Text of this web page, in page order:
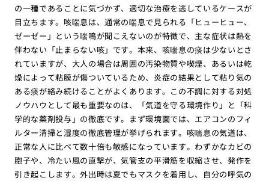
の一種であることに気づかず、適切な治療を逃しているケースが
目立ちます。咳喘息は、通常の喘息で見られる「ヒューヒュー、
ゼーゼー」という喘鳴が聞こえないのが特徴で、主な症状は熱を
伴わない「止まらない咳」です。本来、咳喘息の痰は少ないとさ
れていますが、大人の場合は周囲の汚染物質や喫煙、あるいは乾
燥によって粘膜が傷ついているため、炎症の結果として粘り気の
ある痰が絡み続けることがよくあります。この不調に対する対処
ノウハウとして最も重要なのは、「気道を守る環境作り」と「科
学的な薬剤投与」の徹底です。まず環境面では、エアコンのフィ
ルター清掃と湿度の徹底管理が挙げられます。咳喘息の気道は、
正常な人に比べて数十倍も敏感になっています。わずかなカビの
胞子や、冷たい風の直撃が、気管支の平滑筋を収縮させ、発作を
引き起こします。外出時は夏でもマスクを着用し、自分の呼気の